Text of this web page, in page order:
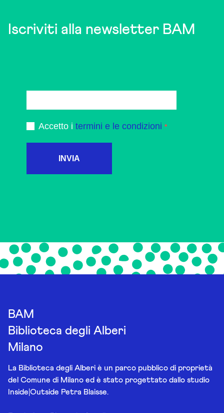
Iscriviti alla newsletter BAM
Accetto i termini e le condizioni
INVIA
BAM
Biblioteca degli Alberi
Milano
La Biblioteca degli Alberi è un parco pubblico di proprietà
del Comune di Milano ed è stato progettato dallo studio
Inside|Outside Petra Blaisse.